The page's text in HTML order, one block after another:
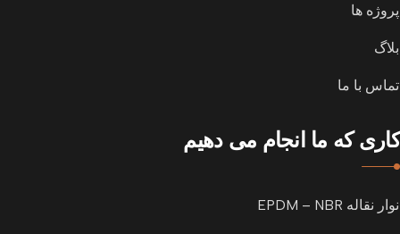
پروژه ها
بلاگ
تماس با ما
کاری که ما انجام می دهیم
نوار نقاله EPDM – NBR